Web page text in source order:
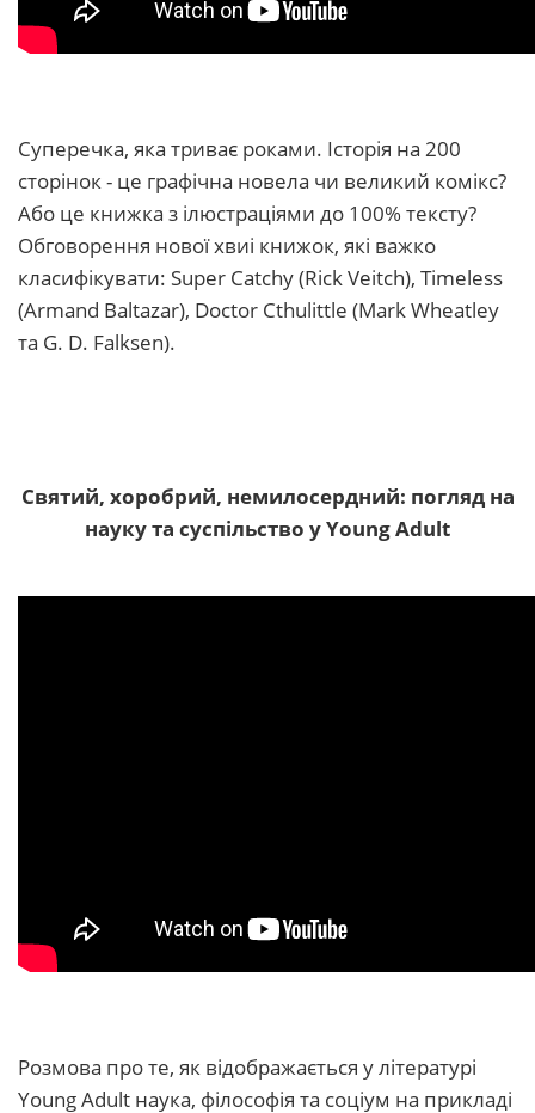
Суперечка, яка триває роками. Історія на 200
сторінок - це графічна новела чи великий комікс?
Або це книжка з ілюстраціями до 100% тексту?
Обговорення нової хвиі книжок, які важко
класифікувати: Super Catchy (Rick Veitch), Timeless
(Armand Baltazar), Doctor Cthulittle (Mark Wheatley
та G. D. Falksen).
Святий, хоробрий, немилосердний: погляд на
науку та суспільство у Young Adult
Розмова про те, як відображається у літературі
Young Adult наука, філософія та соціум на прикладі